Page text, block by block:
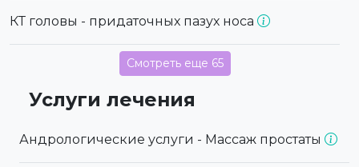
КТ головы - придаточных пазух носа
Смотреть еще 65
Услуги лечения
Андрологические услуги - Массаж простаты